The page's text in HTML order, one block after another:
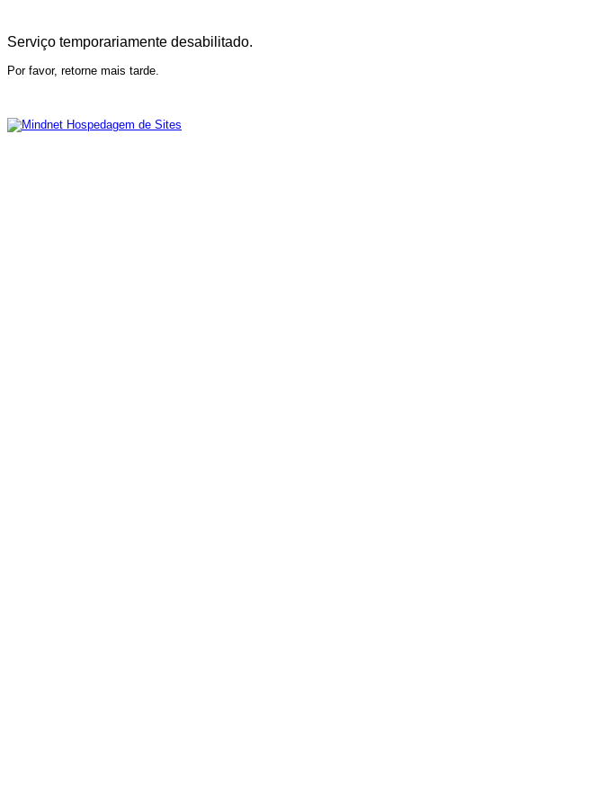
Serviço temporariamente desabilitado.
Por favor, retorne mais tarde.